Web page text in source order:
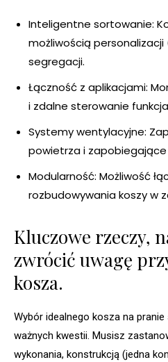
Inteligentne sortowanie:
możliwością
segregacji.
Łączność z aplikacjami:
i zdalne sterowanie
Systemy wentylacyjne:
powietrza i zapobiegające
Modularność: Możliwość
rozbudowywania koszy w
Kluczowe rzeczy,
zwrócić uwagę
kosza.
Wybór idealnego kosza na
ważnych kwestii. Musisz
wykonania, konstrukcją (jedna